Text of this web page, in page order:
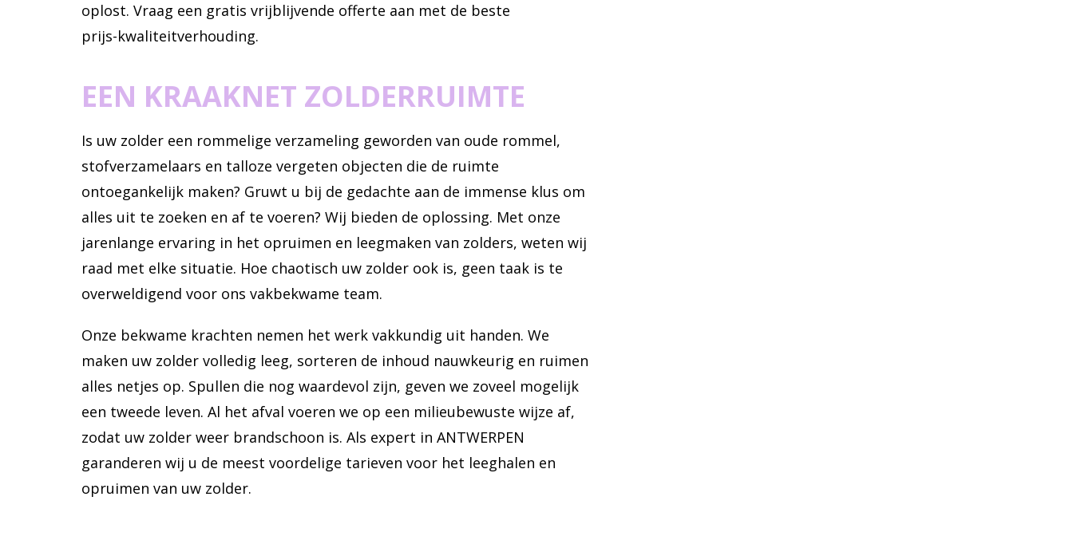
oplost. Vraag een gratis vrijblijvende offerte aan met de beste
prijs-kwaliteitverhouding.
EEN KRAAKNET ZOLDERRUIMTE
Is uw zolder een rommelige verzameling geworden van oude rommel,
stofverzamelaars en talloze vergeten objecten die de ruimte
ontoegankelijk maken? Gruwt u bij de gedachte aan de immense klus om
alles uit te zoeken en af te voeren? Wij bieden de oplossing. Met onze
jarenlange ervaring in het opruimen en leegmaken van zolders, weten wij
raad met elke situatie. Hoe chaotisch uw zolder ook is, geen taak is te
overweldigend voor ons vakbekwame team.
Onze bekwame krachten nemen het werk vakkundig uit handen. We
maken uw zolder volledig leeg, sorteren de inhoud nauwkeurig en ruimen
alles netjes op. Spullen die nog waardevol zijn, geven we zoveel mogelijk
een tweede leven. Al het afval voeren we op een milieubewuste wijze af,
zodat uw zolder weer brandschoon is. Als expert in ANTWERPEN
garanderen wij u de meest voordelige tarieven voor het leeghalen en
opruimen van uw zolder.